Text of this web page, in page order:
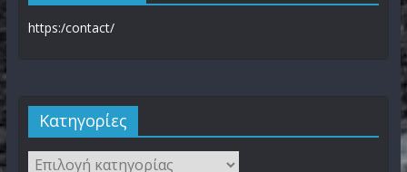
https:/contact/
Kατηγορίες